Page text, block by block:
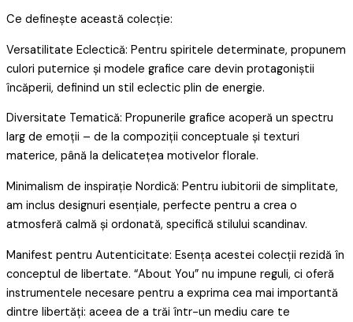
Ce definește această colecție:
Versatilitate Eclectică: Pentru spiritele determinate, propunem
culori puternice și modele grafice care devin protagoniștii
încăperii, definind un stil eclectic plin de energie.
Diversitate Tematică: Propunerile grafice acoperă un spectru
larg de emoții – de la compoziții conceptuale și texturi
materice, până la delicatețea motivelor florale.
Minimalism de inspirație Nordică: Pentru iubitorii de simplitate,
am inclus designuri esențiale, perfecte pentru a crea o
atmosferă calmă și ordonată, specifică stilului scandinav.
Manifest pentru Autenticitate: Esența acestei colecții rezidă în
conceptul de libertate. “About You” nu impune reguli, ci oferă
instrumentele necesare pentru a exprima cea mai importantă
dintre libertăți: aceea de a trăi într-un mediu care te